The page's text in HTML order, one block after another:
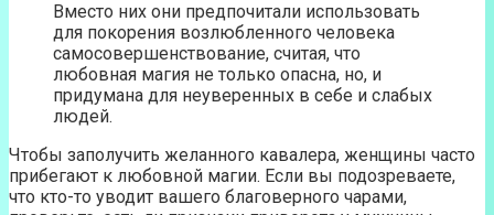
Вместо них они предпочитали использовать
для покорения возлюбленного человека
самосовершенствование, считая, что
любовная магия не только опасна, но, и
придумана для неуверенных в себе и слабых
людей.
Чтобы заполучить желанного кавалера, женщины часто
прибегают к любовной магии. Если вы подозреваете,
что кто-то уводит вашего благоверного чарами,